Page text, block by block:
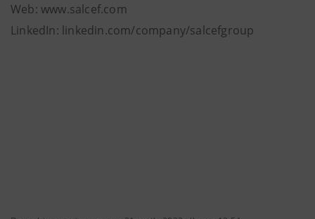
Web: www.salcef.com
LinkedIn: linkedin.com/company/salcefgroup